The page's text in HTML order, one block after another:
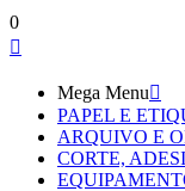
0

Mega Menu
PAPEL E
ARQUIVO E
CORTE,